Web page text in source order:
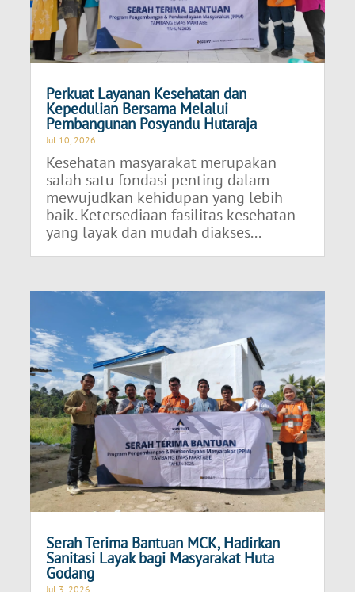
Perkuat Layanan Kesehatan dan
Kepedulian Bersama Melalui
Pembangunan Posyandu Hutaraja
Jul 10, 2026
Kesehatan masyarakat merupakan
salah satu fondasi penting dalam
mewujudkan kehidupan yang lebih
baik. Ketersediaan fasilitas kesehatan
yang layak dan mudah diakses...
Serah Terima Bantuan MCK, Hadirkan
Sanitasi Layak bagi Masyarakat Huta
Godang
Jul 3, 2026